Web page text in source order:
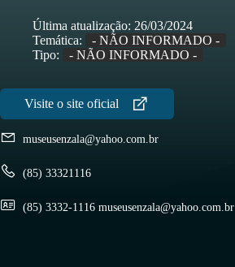
museusenzala@yahoo.com.br
(85) 33321116
(85) 3332-1116 museusenzala@yahoo.com.br
Última atualização: 26/03/2024
Temática:
- NÃO INFORMADO -
Tipo:
- NÃO INFORMADO -